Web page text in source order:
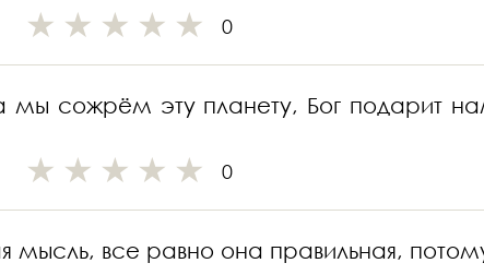
0
мы сожрём эту планету, Бог
0
все равно она правильная, потому